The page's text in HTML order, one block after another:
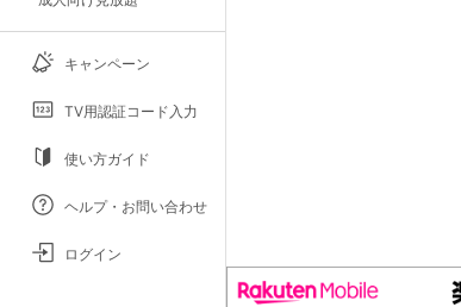
キャンペーン
TV用認証コード入力
使い方ガイド
ヘルプ・お問い合わせ
ログイン